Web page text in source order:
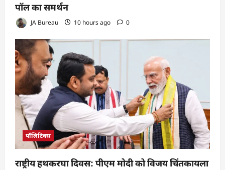
पॉल का समर्थन
JA Bureau 10 hours ago 0
पॉलिटिक्स
राष्ट्रीय हथकरघा दिवस: पीएम मोदी को विजय चिंतकायला